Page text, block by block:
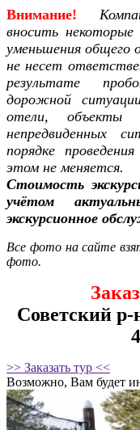
Внимание!
вносить
уменьшения общего
не несет
результате
дорожной
отели, объекты
непредвиденных
порядке
этом не меняется.
Стоимость
учётом
экскурсионное
Все фото на сайте
фото.
Советский р-
>> Заказать тур <<
Возможно, Вам будет